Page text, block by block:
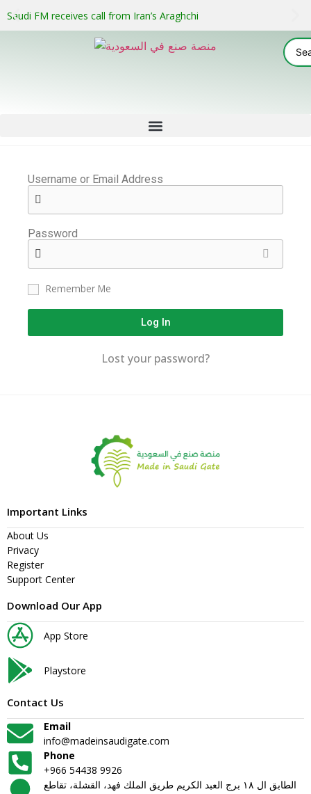
Saudi FM receives call from Iran’s Araghchi
Username or Email Address
Password
Remember Me
Log In
Lost your password?
Important Links
About Us
Privacy
Register
Support Center
Download Our App
App Store
Playstore
Contact Us
Email
info@madeinsaudigate.com
Phone
+966 54438 9926
الطابق ال ١٨ برج العبد الكريم طريق الملك فهد، القشلة، تقاطع